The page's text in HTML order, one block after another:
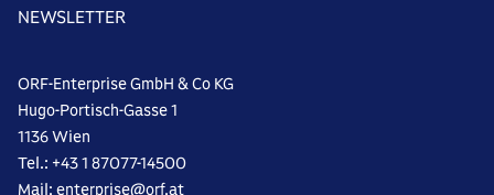
NEWSLETTER
ORF-Enterprise GmbH & Co KG
Hugo-Portisch-Gasse 1
1136 Wien
Tel.: +43 1 87077-14500
Mail: enterprise@orf.at